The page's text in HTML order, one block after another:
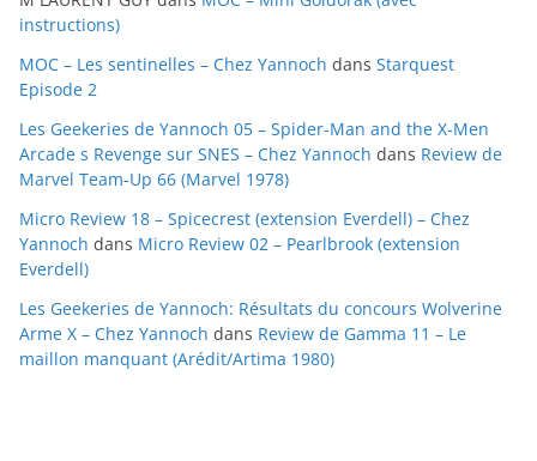
v
e
s
instructions)
MOC – Les sentinelles – Chez Yannoch dans Starquest
Episode 2
Les Geekeries de Yannoch 05 – Spider-Man and the X-Men
Arcade s Revenge sur SNES – Chez Yannoch dans Review de
Marvel Team-Up 66 (Marvel 1978)
Micro Review 18 – Spicecrest (extension Everdell) – Chez
Yannoch dans Micro Review 02 – Pearlbrook (extension
Everdell)
Les Geekeries de Yannoch: Résultats du concours Wolverine
Arme X – Chez Yannoch dans Review de Gamma 11 – Le
maillon manquant (Arédit/Artima 1980)